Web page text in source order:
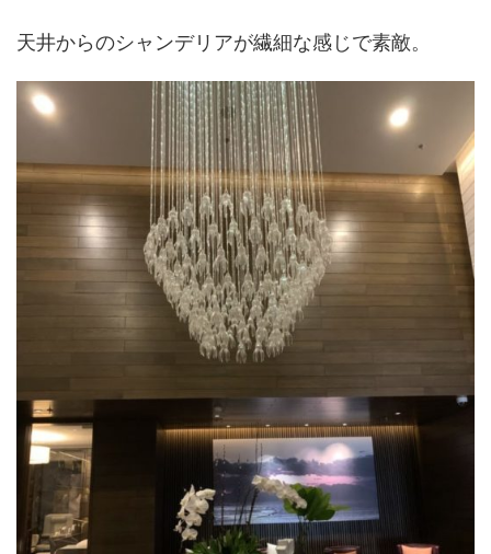
天井からのシャンデリアが繊細な感じで素敵。